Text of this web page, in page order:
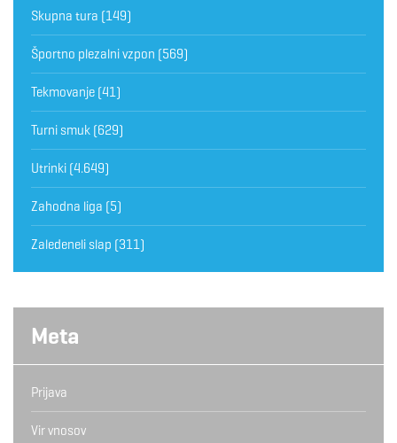
Skupna tura (149)
Športno plezalni vzpon (569)
Tekmovanje (41)
Turni smuk (629)
Utrinki (4.649)
Zahodna liga (5)
Zaledeneli slap (311)
Meta
Prijava
Vir vnosov